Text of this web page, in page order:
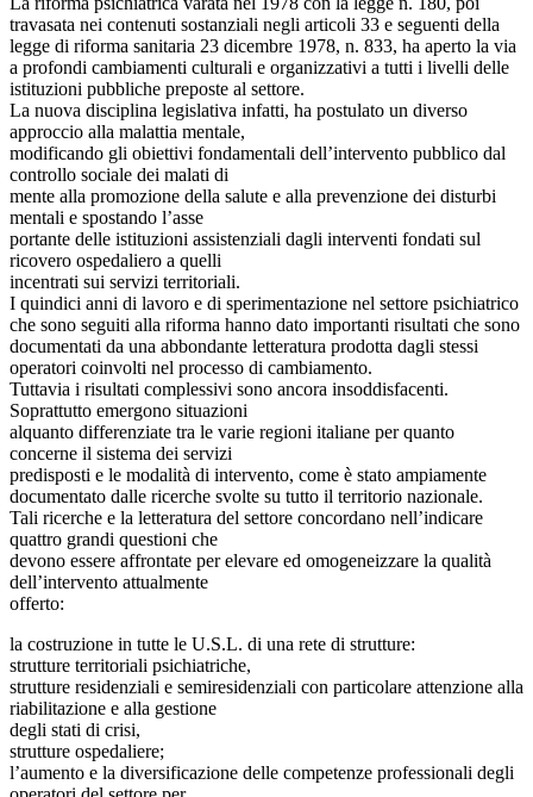
travasata nei contenuti sostanziali negli articoli 33 e seguenti della
legge di riforma sanitaria 23 dicembre 1978, n. 833, ha aperto la via
a profondi cambiamenti culturali e organizzativi a tutti i livelli delle
istituzioni pubbliche preposte al settore.
La nuova disciplina legislativa infatti, ha postulato un diverso
approccio alla malattia mentale,
modificando gli obiettivi fondamentali dell’intervento pubblico dal
controllo sociale dei malati di
mente alla promozione della salute e alla prevenzione dei disturbi
mentali e spostando l’asse
portante delle istituzioni assistenziali dagli interventi fondati sul
ricovero ospedaliero a quelli
incentrati sui servizi territoriali.
I quindici anni di lavoro e di sperimentazione nel settore psichiatrico
che sono seguiti alla riforma hanno dato importanti risultati che sono
documentati da una abbondante letteratura prodotta dagli stessi
operatori coinvolti nel processo di cambiamento.
Tuttavia i risultati complessivi sono ancora insoddisfacenti.
Soprattutto emergono situazioni
alquanto differenziate tra le varie regioni italiane per quanto
concerne il sistema dei servizi
predisposti e le modalità di intervento, come è stato ampiamente
documentato dalle ricerche svolte su tutto il territorio nazionale.
Tali ricerche e la letteratura del settore concordano nell’indicare
quattro grandi questioni che
devono essere affrontate per elevare ed omogeneizzare la qualità
dell’intervento attualmente
offerto:
la costruzione in tutte le U.S.L. di una rete di strutture:
strutture territoriali psichiatriche,
strutture residenziali e semiresidenziali con particolare attenzione alla
riabilitazione e alla gestione
degli stati di crisi,
strutture ospedaliere;
l’aumento e la diversificazione delle competenze professionali degli